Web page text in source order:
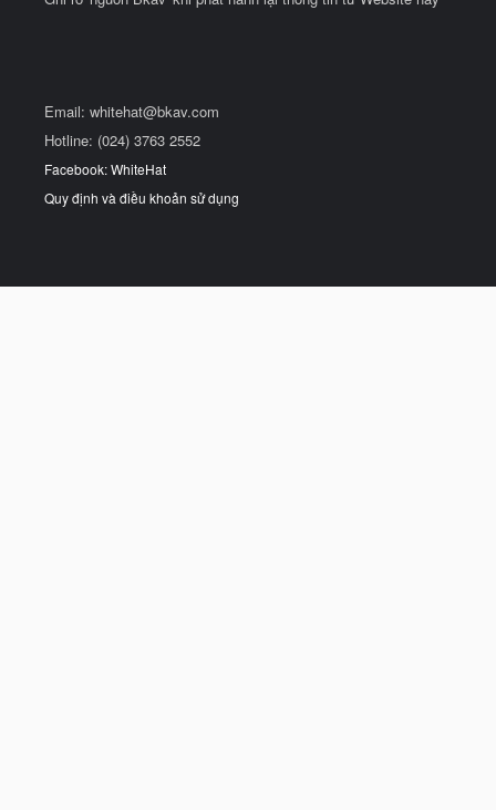
Email: whitehat@bkav.com
Hotline: (024) 3763 2552
Facebook: WhiteHat
Quy định và điều khoản sử dụng